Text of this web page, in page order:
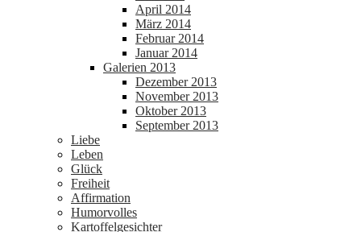
April 2014
März 2014
Februar 2014
Januar 2014
Galerien 2013
Dezember 2013
November 2013
Oktober 2013
September 2013
Liebe
Leben
Glück
Freiheit
Affirmation
Humorvolles
Kartoffelgesichter